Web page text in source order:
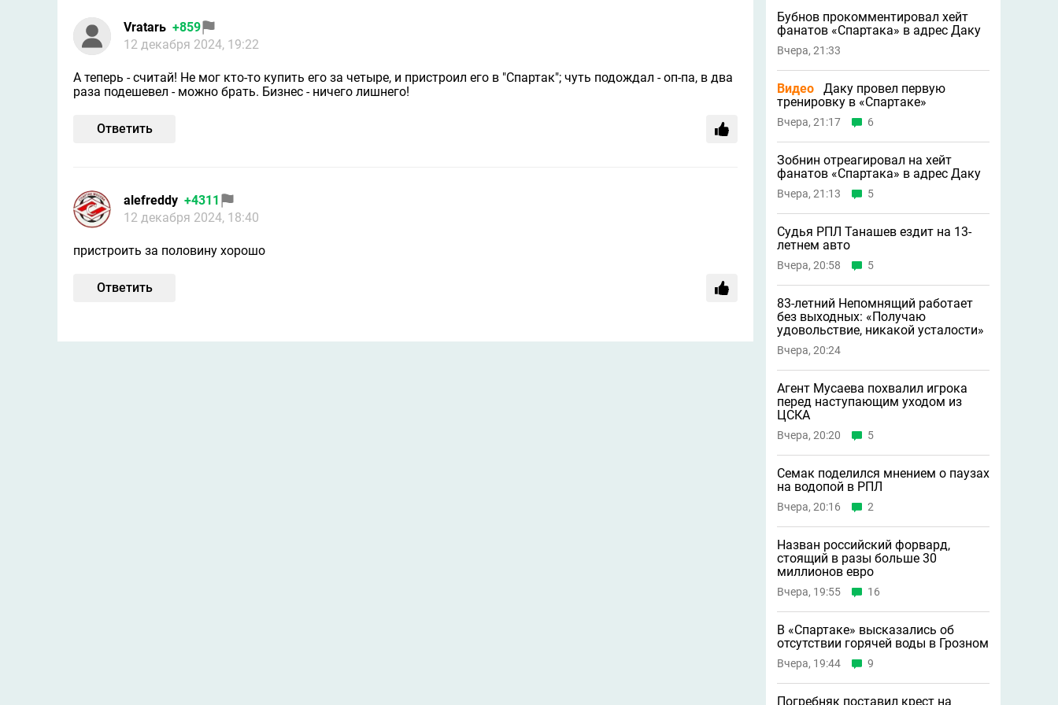
Vratarь +859
12 декабря 2024, 19:22
А теперь - считай! Не мог кто-то купить его за четыре, и пристроил его в "Спартак"; чуть подождал - оп-па, в два
раза подешевел - можно брать. Бизнес - ничего лишнего!
Ответить
alefreddy +4311
12 декабря 2024, 18:40
пристроить за половину хорошо
Ответить
Бубнов прокомментировал хейт
фанатов «Спартака» в адрес Даку
Вчера, 21:33
Видео
Даку провел первую
тренировку в «Спартаке»
Вчера, 21:17 6
Зобнин отреагировал на хейт
фанатов «Спартака» в адрес Даку
Вчера, 21:13 5
Судья РПЛ Танашев ездит на 13-
летнем авто
Вчера, 20:58 5
83-летний Непомнящий работает
без выходных: «Получаю
удовольствие, никакой усталости»
Вчера, 20:24
Агент Мусаева похвалил игрока
перед наступающим уходом из
ЦСКА
Вчера, 20:20 5
Семак поделился мнением о паузах
на водопой в РПЛ
Вчера, 20:16 2
Назван российский форвард,
стоящий в разы больше 30
миллионов евро
Вчера, 19:55 16
В «Спартаке» высказались об
отсутствии горячей воды в Грозном
Вчера, 19:44 9
Погребняк поставил крест на